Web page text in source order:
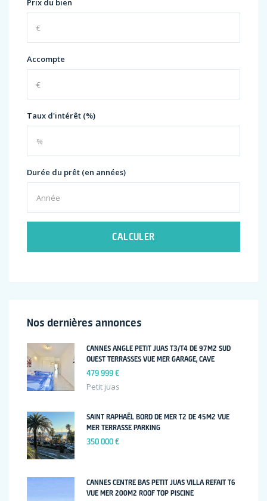
Prix du bien
Accompte
Taux d'intérêt (%)
Durée du prêt (en années)
CALCULER
Nos dernières annonces
CANNES ANGLE PETIT JUAS T3/T4 DE 97M2 SUD
OUEST TERRASSES VUE MER GARAGE, CAVE
479 999 €
Petit juas
SAINT RAPHAËL BORD DE MER T2 DE 45M2 VUE
MER TERRASSE PARKING
350 000 €
CANNES CENTRE BAS PETIT JUAS VILLA REFAIT T6
VUE MER 200M2 ROOF TOP PISCINE